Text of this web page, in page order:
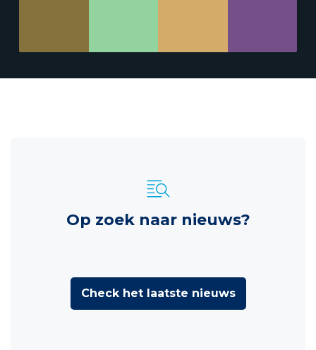
Op zoek naar nieuws?
Check het laatste nieuws